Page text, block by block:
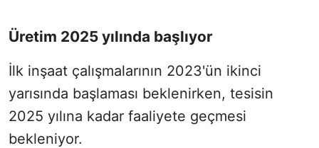
Üretim 2025 yılında başlıyor
İlk inşaat çalışmalarının 2023'ün ikinci
yarısında başlaması beklenirken, tesisin
2025 yılına kadar faaliyete geçmesi
bekleniyor.